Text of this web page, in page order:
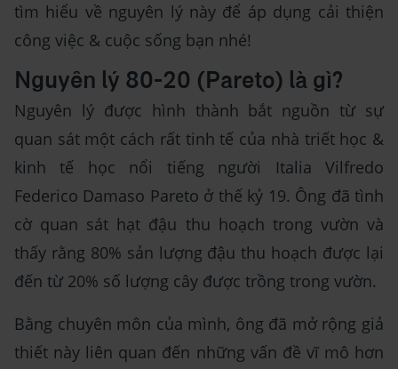
tìm hiểu về nguyên lý này để áp dụng cải thiện
công việc & cuộc sống bạn nhé!
Nguyên lý 80-20 (Pareto) là gì?
Nguyên lý được hình thành bắt nguồn từ sự
quan sát một cách rất tinh tế của nhà triết học &
kinh tế học nổi tiếng người Italia Vilfredo
Federico Damaso Pareto ở thế kỷ 19. Ông đã tình
cờ quan sát hạt đậu thu hoạch trong vườn và
thấy rằng 80% sản lượng đậu thu hoạch được lại
đến từ 20% số lượng cây được trồng trong vườn.
Bằng chuyên môn của mình, ông đã mở rộng giả
thiết này liên quan đến những vấn đề vĩ mô hơn